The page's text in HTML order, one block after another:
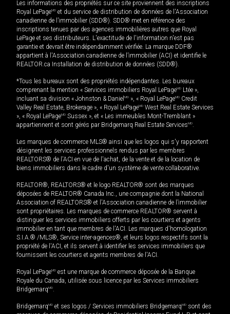
Les informations des propriétés sur ce site proviennent des inscriptions
Royal LePageMD et du service de distribution de données de l'Association
canadienne de l’immobilier (SDD®). SDD® met en référence des
inscriptions tenues par des agences immobilières autres que Royal
LePage et ses distributeurs. L'exactitude de l'information n'est pas
garantie et devrait être indépendamment vérifiée. La marque DDF®
appartient à l'Association canadienne de l’immobilier (ACI) et identifie le
REALTOR.ca Installation de distribution de données (SDD®).
*Tous les bureaux sont des propriétés indépendantes. Les bureaux
comprenant la mention « Services immobiliers Royal LePageMD Ltée »,
incluant sa division « Johnston & Daniel MD », « Royal LePageMD Credit
Valley Real Estate, Brokerage », « Royal LePageMD West Real Estate Services
», « Royal LePageMD Sussex », et « Les immeubles Mont-Tremblant »
appartiennent et sont gérés par Bridgemarq Real Estate ServicesMD.
Les marques de commerce MLS® ainsi que les logos qui s'y rapportent
désignent les services professionnels rendus par les membres
REALTORS® de l'ACI en vue de l'achat, de la vente et de la location de
biens immobiliers dans le cadre d'un système de vente collaborative.
REALTOR®, REALTORS® et le logo REALTOR® sont des marques
déposées de REALTOR® Canada Inc., une compagnie dont la National
Association of REALTORS® et l'Association canadienne de l’immobilier
sont propriétaires. Les marques de commerce REALTOR® servent à
distinguer les services immobiliers offerts par les courtiers et agents
immobilier en tant que membres de l'ACI. Les marques d'homologation
S.I.A.® /MLS®, Service inter-agences®, et leurs logos respectifs sont la
propriété de l'ACI, et ils servent à identifier les services immobiliers que
fournissent les courtiers et agents membres de l'ACI.
Royal LePageMD est une marque de commerce déposée de la Banque
Royale du Canada, utilisée sous licence par les Services immobiliers
BridgemarqMD.
BridgemarqMD et ses logos / Services immobiliers BridgemarqMD sont des